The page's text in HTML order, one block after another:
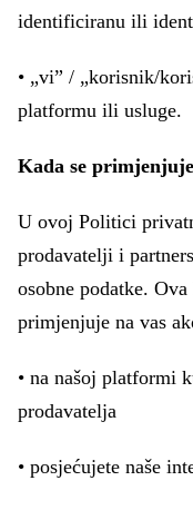
identificiranu ili
• „vi” / „korisnik/
platformu ili usluge.
Kada se
U ovoj Politici
prodavatelji i
osobne podatke.
primjenjuje na vas
• na našoj platformi
prodavatelja
• posjećujete naše